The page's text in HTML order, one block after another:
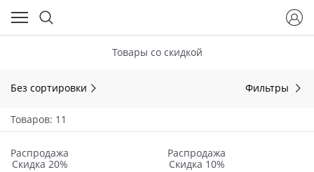
Товары со скидкой
Без сортировки Фильтры
Товаров: 11
Распродажа
Скидка 20%
Распродажа
Скидка 10%